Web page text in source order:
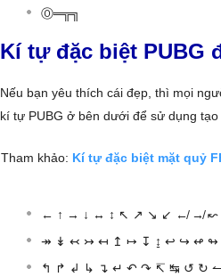
Ⓞ═╦╗
Kí tự đặc biệt PUBG
Nếu bạn yêu thích cái đẹp, thì mọi
kí tự PUBG ở bên dưới để sử dụng
Tham khảo: Kí tự đặc biệt mặt quỷ
← ↑ → ↓ ↔ ↕ ↖ ↗ ↘ ↙ ↚ ↛ ↜
↠ ↡ ↢ ↣ ↤ ↥ ↦ ↧ ↨ ↩ ↪ ↫
↰ ↱ ↲ ↳ ↴ ↵ ↶ ↷ ↸ ↹ ↺ ↻